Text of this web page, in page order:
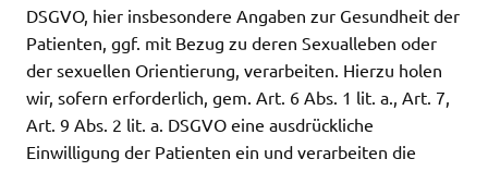
DSGVO, hier insbesondere Angaben zur Gesundheit der
Patienten, ggf. mit Bezug zu deren Sexualleben oder
der sexuellen Orientierung, verarbeiten. Hierzu holen
wir, sofern erforderlich, gem. Art. 6 Abs. 1 lit. a., Art. 7,
Art. 9 Abs. 2 lit. a. DSGVO eine ausdrückliche
Einwilligung der Patienten ein und verarbeiten die